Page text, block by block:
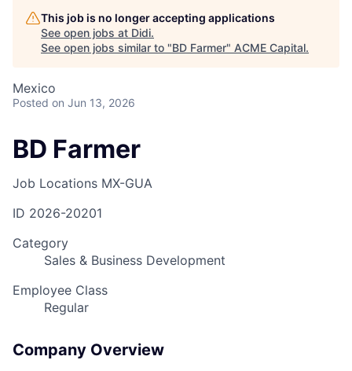
This job is no longer accepting applications
See open jobs at Didi.
See open jobs similar to "BD Farmer" ACME Capital.
Mexico
Posted on Jun 13, 2026
BD Farmer
Job Locations MX-GUA
ID 2026-20201
Category
Sales & Business Development
Employee Class
Regular
Company Overview